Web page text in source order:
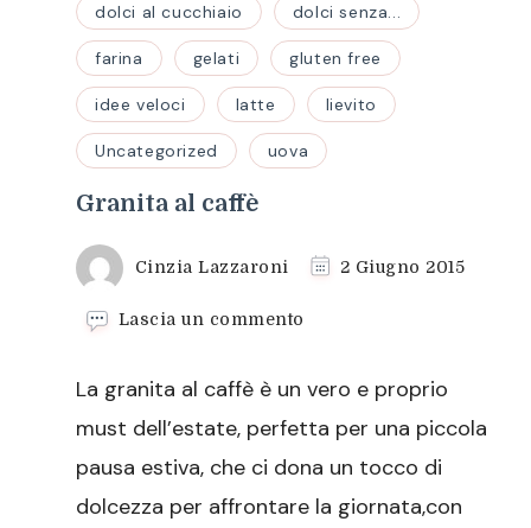
dolci al cucchiaio dolci senza...
farina gelati gluten free
idee veloci latte lievito
Uncategorized uova
Granita al caffè
Cinzia Lazzaroni 2 Giugno 2015
Lascia un commento
caffè
La granita al caffè è un vero e proprio
must dell’estate, perfetta per una piccola
pausa estiva, che ci dona un tocco di
dolcezza per affrontare la giornata,con